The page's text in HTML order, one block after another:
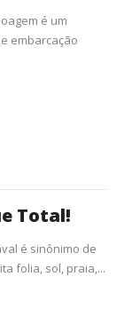
é um
embarcação
Total!
é sinônimo de
folia, sol, praia,...